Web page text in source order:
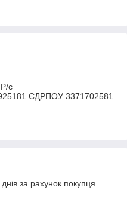
c
ЄДРПОУ 3371702581
за рахунок покупця